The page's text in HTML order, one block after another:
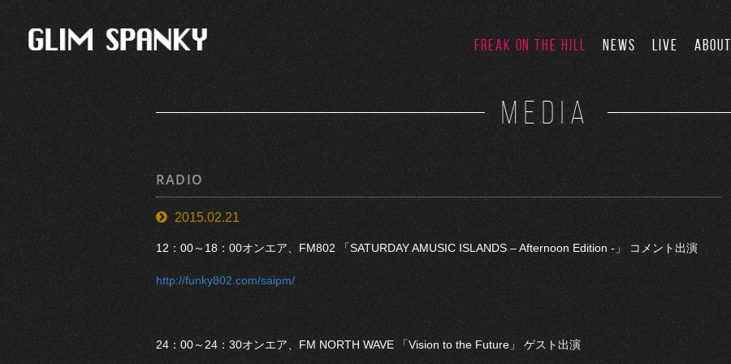
FREAK ON THE HILL NEWS LIVE ABOUT
MEDIA
RADIO
2015.02.21
12：00～18：00オンエア、FM802 「SATURDAY AMUSIC ISLANDS – Afternoon Edition -」 コメント出演
http://funky802.com/saipm/
24：00～24：30オンエア、FM NORTH WAVE 「Vision to the Future」 ゲスト出演